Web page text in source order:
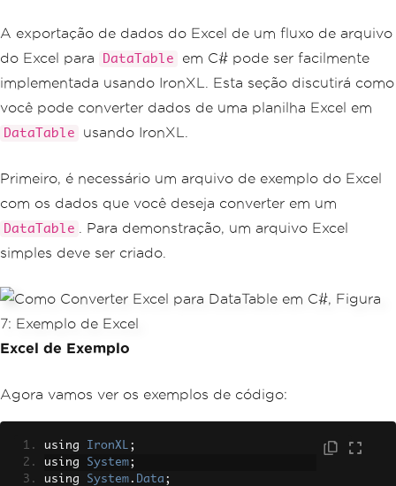
A exportação de dados do Excel de um fluxo de arquivo
do Excel para
DataTable
em C# pode ser facilmente
implementada usando IronXL. Esta seção discutirá como
você pode converter dados de uma planilha Excel em
DataTable usando IronXL.
Primeiro, é necessário um arquivo de exemplo do Excel
com os dados que você deseja converter em um
DataTable
. Para demonstração, um arquivo Excel
simples deve ser criado.
Excel de Exemplo
Agora vamos ver os exemplos de código:
using IronXL ;
using System;
using System . Data ;